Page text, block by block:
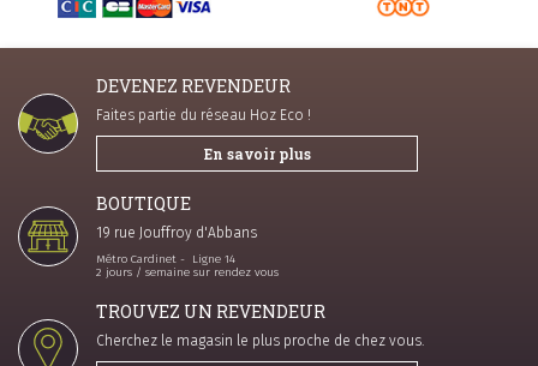
DEVENEZ REVENDEUR
Faites partie du réseau Hoz Eco !
En savoir plus
BOUTIQUE
19 rue Jouffroy d'Abbans
Métro Cardinet - Ligne 14
2 jours / semaine sur rendez vous
TROUVEZ UN REVENDEUR
Cherchez le magasin le plus proche de chez vous.